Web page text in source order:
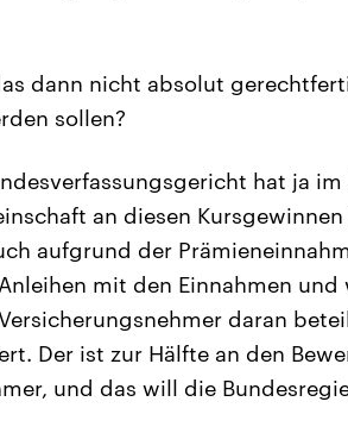
dann nicht absolut
sollen?
hat ja
an diesen
aufgrund der
mit den Einnahmen
daran
Der ist zur Hälfte an den
und das will die